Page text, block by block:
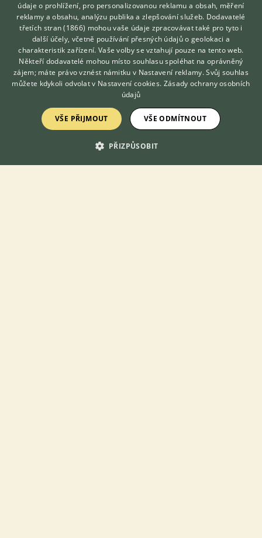
DISKUSE O KAMERUNSKÉ OVCI (KA)
Téma
Kamerunské ovce jen na seně
7reakcí
18.2.2019 20:30
Ovce a říje
2reakcí
7.9.2020 17:12
Kamerunská ovce ve svahu
Hledáte zvířecího kamaráda?
Zdarma vám poradí
VETERINÁŘ ONLINE
KONZULTOVAT S
VETERINÁŘEM
údaje o prohlížení, pro personalizovanou reklamu a obsah, měření
reklamy a obsahu, analýzu publika a zlepšování služeb. Dodavatelé
třetích stran (1866) mohou vaše údaje zpracovávat také pro tyto i
další účely, včetně používání přesných údajů o geolokaci a
charakteristik zařízení. Vaše volby se vztahují pouze na tento web.
Někteří dodavatelé mohou místo souhlasu spoléhat na oprávněný
zájem; máte právo vznést námitku v Nastavení reklamy. Svůj souhlas
můžete kdykoli odvolat v Nastavení cookies. Zásady ochrany osobních
údajů
VŠE PŘIJMOUT VŠE ODMÍTNOUT
PŘIZPŮSOBIT